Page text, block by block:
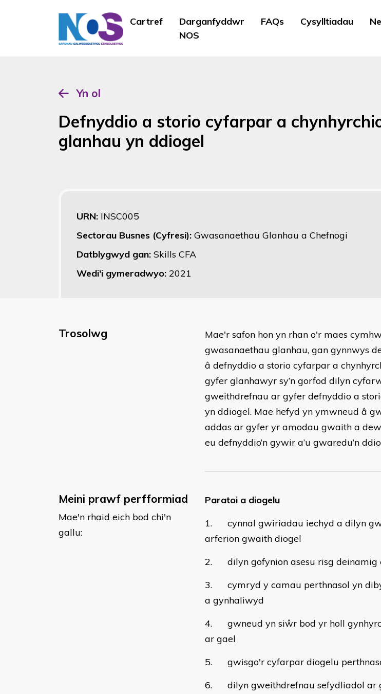
Cartref
Darganfyddwr
NOS
FAQs Cysylltiadau
Yn ol
Defnyddio a storio cyfarpar a
glanhau yn ddiogel
URN: INSC005
Sectorau Busnes (Cyfresi): Gwasanaethau Glanhau a Chefnogi
Datblygwyd gan: Skills CFA
Wedi'i gymeradwyo: 2021
Trosolwg
Mae'r safon hon yn rhan o'r maes
gwasanaethau glanhau, gan gynnwys
â defnyddio a storio cyfarpar a
gyfer glanhawyr sy’n gorfod dilyn
gweithdrefnau ar gyfer defnyddio a
yn ddiogel. Mae hefyd yn ymwneud â
addas ar gyfer yr amodau gwaith a
eu defnyddio’n gywir a’u gwaredu’n
Meini prawf perfformiad
Mae'n rhaid eich bod chi'n
gallu:
Paratoi a diogelu
1. cynnal gwiriadau iechyd a dilyn
arferion gwaith diogel
2. dilyn gofynion asesu risg deinamig
3. cymryd y camau perthnasol yn
a gynhaliwyd
4. gwneud yn siŵr bod yr holl
ar gael
5. gwisgo'r cyfarpar diogelu
6. dilyn gweithdrefnau sefydliadol ar